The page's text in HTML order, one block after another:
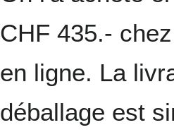
CHF 435.-
en ligne. La
déballage est